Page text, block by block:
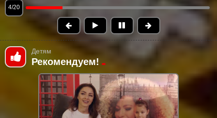
5/20
Детям
Рекомендуем!